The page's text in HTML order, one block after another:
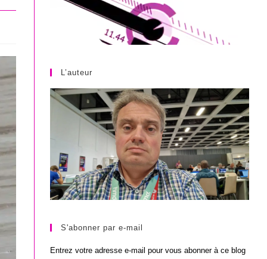
L’auteur
S'abonner par e-mail
Entrez votre adresse e-mail pour vous abonner à ce blog